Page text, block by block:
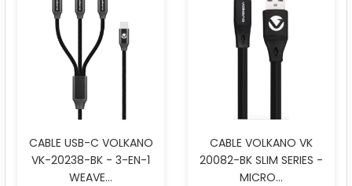
CABLE USB-C VOLKANO
VK-20238-BK - 3-EN-1
WEAVE...
CABLE VOLKANO VK
20082-BK SLIM SERIES -
MICRO...